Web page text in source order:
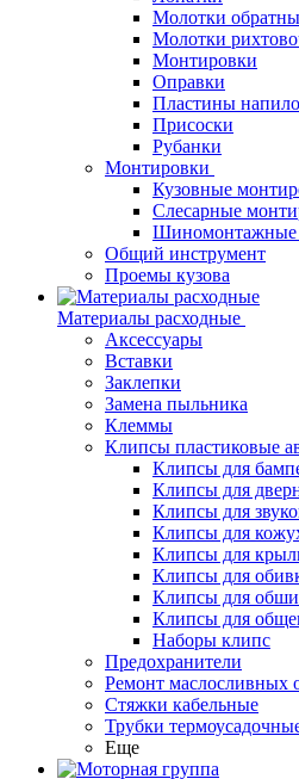
Молотки
Молотки
Монтировки
Оправки
Пластины
Присоски
Рубанки
Монтировки
Кузовные
Слесарные
Шиномонтажные
Общий инструмент
Проемы кузова
Материалы расходные
Аксессуары
Вставки
Заклепки
Замена пыльника
Клеммы
Клипсы пластиковые
Клипсы для
Клипсы для
Клипсы для
Клипсы для
Клипсы для
Клипсы для
Клипсы для
Клипсы для
Наборы клипс
Предохранители
Ремонт маслосливных
Стяжки кабельные
Трубки
Еще